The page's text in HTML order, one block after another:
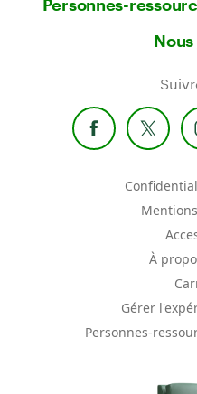
Personnes-
À
Gérer
Personnes-